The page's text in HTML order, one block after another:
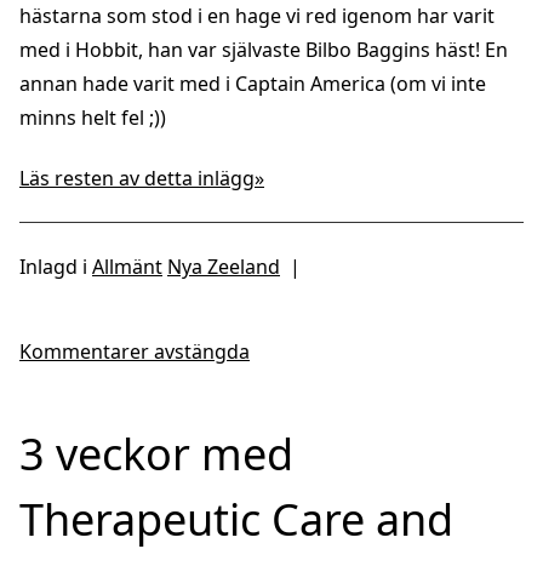
hästarna som stod i en hage vi red igenom har varit
med i Hobbit, han var självaste Bilbo Baggins häst! En
annan hade varit med i Captain America (om vi inte
minns helt fel ;))
Läs resten av detta inlägg»
Inlagd i Allmänt Nya Zeeland |
Kommentarer avstängda
3 veckor med
Therapeutic Care and